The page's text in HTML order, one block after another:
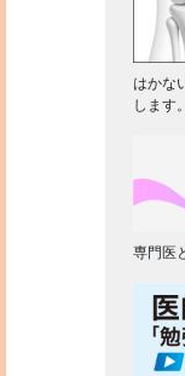
はかな
します。
専門医